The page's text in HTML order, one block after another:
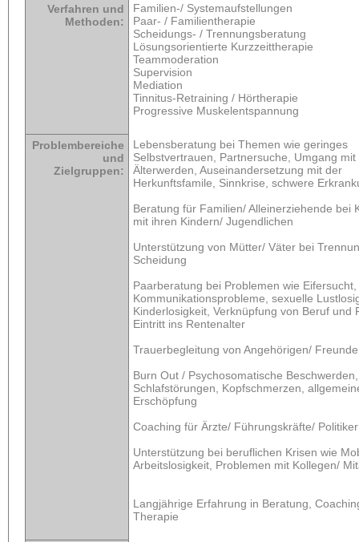
Verfahren und
Methoden:
Familien-/ Systemaufstellungen
Paar- / Familientherapie
Scheidungs- / Trennungsberatung
Lösungsorientierte Kurzzeittherapie
Teammoderation
Supervision
Mediation
Tinnitus-Retraining / Hörtherapie
Progressive Muskelentspannung
Problembereiche
und
Zielgruppen:
Lebensberatung bei Themen wie geringes
Selbstvertrauen, Partnersuche, Umgang mit
Älterwerden, Auseinandersetzung mit der
Herkunftsfamile, Sinnkrise, schwere
Beratung für Familien/ Alleinerziehende bei
mit ihren Kindern/ Jugendlichen
Unterstützung von Mütter/ Väter bei
Scheidung
Paarberatung bei Problemen wie
Kommunikationsprobleme, sexuelle
Kinderlosigkeit, Verknüpfung von Beruf und
Eintritt ins Rentenalter
Trauerbegleitung von Angehörigen/ Freunde
Burn Out / Psychosomatische
Schlafstörungen, Kopfschmerzen,
Erschöpfung
Coaching für Ärzte/ Führungskräfte/ Politiker
Unterstützung bei beruflichen Krisen wie
Arbeitslosigkeit, Problemen mit Kollegen/
Langjährige Erfahrung in Beratung,
Therapie